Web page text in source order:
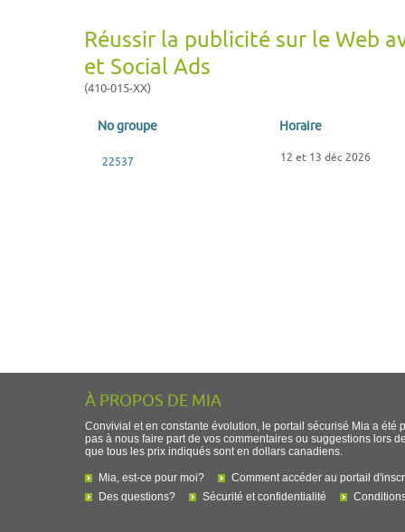
Réussir la publicité sur le Web
et Social Ads
(410-015-XX)
No groupe Horaire
22537 12 et 13 déc 2026
À PROPOS DE MIA
Convivial et en constante évolution, le portail sécurisé Mia a été
pas à nous faire part de vos commentaires ou suggestions lors
que tous les prix indiqués sont en dollars canadiens.
Mia, est-ce pour moi?
Comment accéder au portail
Des questions?
Sécurité et confidentialité